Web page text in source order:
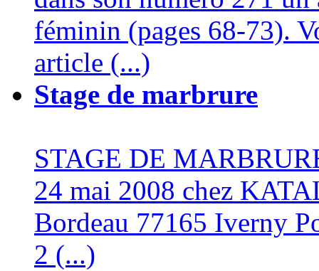
féminin (pages 68-73).
article (...)
Stage de marbrure
STAGE DE
24 mai 2008 chez
Bordeau 77165 Iverny
2 (...)